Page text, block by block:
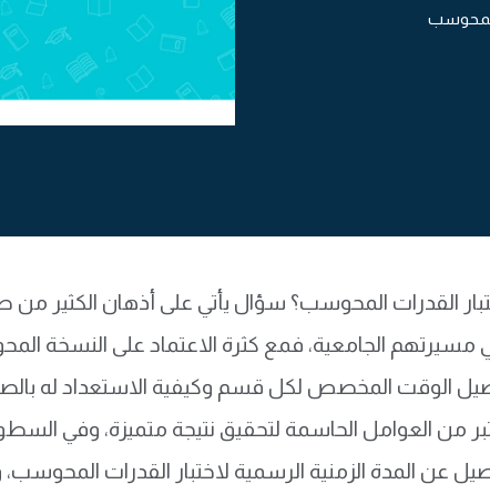
المحوسب
القدرات المحوسب؟ سؤال يأتي على أذهان الكثير من
مسيرتهم الجامعية، فمع كثرة الاعتماد على النسخة
الوقت المخصص لكل قسم وكيفية الاستعداد له
تعتبر من العوامل الحاسمة لتحقيق نتيجة متميزة، وفي
عن المدة الزمنية الرسمية لاختبار القدرات